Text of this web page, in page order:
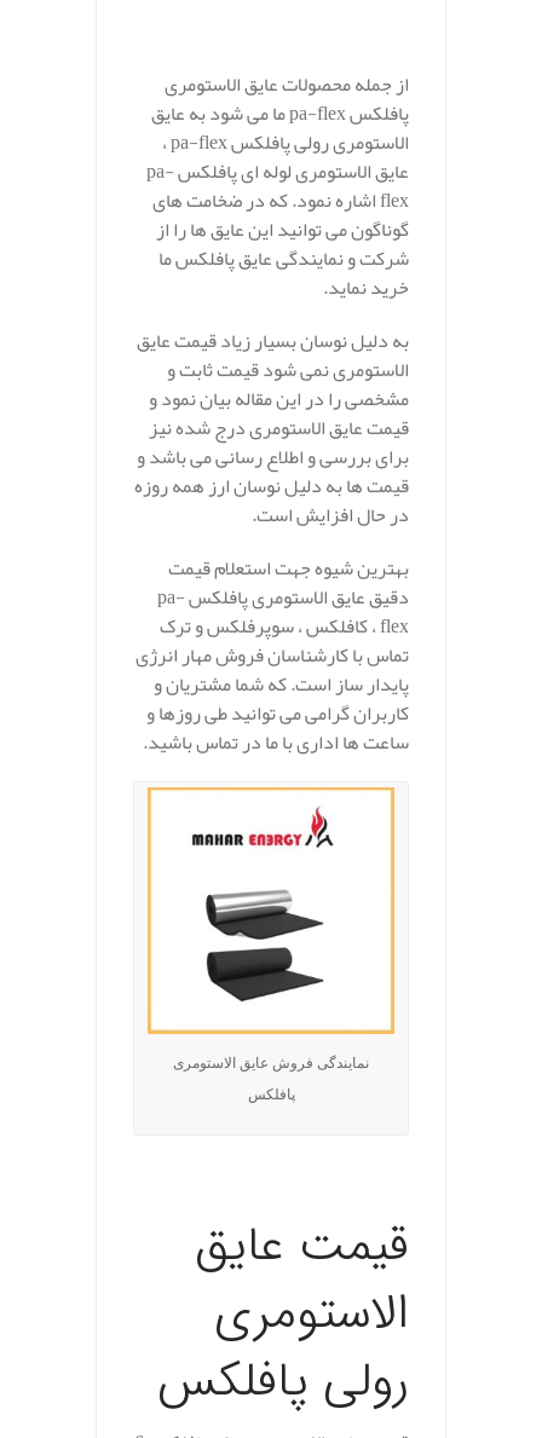
از جمله محصولات عایق الاستومری
پافلکس pa-flex ما می شود به عایق
الاستومری رولی پافلکس pa-flex ،
عایق الاستومری لوله ای پافلکس pa-
flex اشاره نمود. که در ضخامت های
گوناگون می توانید این عایق ها را از
شرکت و نمایندگی عایق پافلکس ما
خرید نماید.
به دلیل نوسان بسیار زیاد قیمت عایق
الاستومری نمی شود قیمت ثابت و
مشخصی را در این مقاله بیان نمود و
قیمت عایق الاستومری درج شده نیز
برای بررسی و اطلاع رسانی می باشد و
قیمت ها به دلیل نوسان ارز همه روزه
در حال افزایش است.
بهترین شیوه جهت استعلام قیمت
دقیق عایق الاستومری پافلکس pa-
flex ، کافلکس ، سوپرفلکس و ترک
تماس با کارشناسان فروش مهار انرژی
پایدار ساز است. که شما مشتریان و
کاربران گرامی می توانید طی روزها و
ساعت ها اداری با ما در تماس باشید.
نمایندگی فروش عایق الاستومری
پافلکس
قیمت عایق
الاستومری
رولی پافلکس